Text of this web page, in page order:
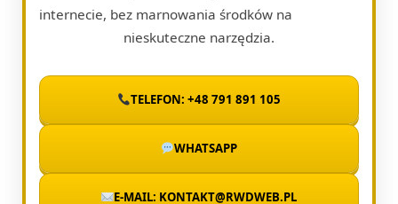
internecie, bez marnowania środków na
nieskuteczne narzędzia.
TELEFON: +48 791 891 105
WHATSAPP
E-MAIL: KONTAKT@RWDWEB.PL